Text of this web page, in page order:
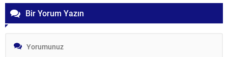
Bir Yorum Yazın